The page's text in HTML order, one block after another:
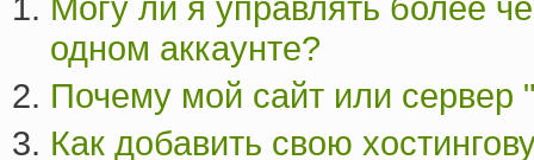
Могу ли я управлять более
одном аккаунте?
Почему мой сайт или сервер
Как добавить свою